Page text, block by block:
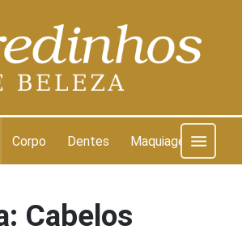
Corpo Dentes Maquiagem
Cabelos